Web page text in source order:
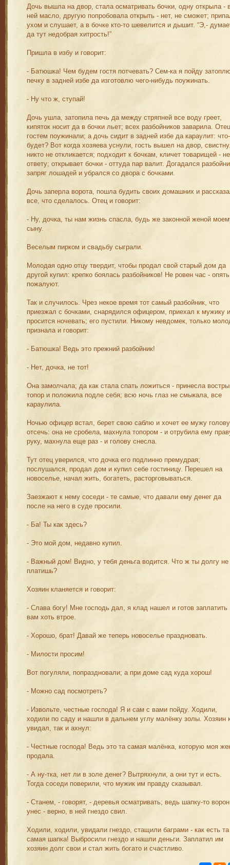
Дочь вышла на двор, стала осматривать бочки, одну открыла -
ней масло, другую попробовала открыть - нет, не сможет;
ухом и слушает, а в бочке кто-то шевелится и дышит. “Э,-
да тут недобрая хитрость!”
Пришла в избу и говорит:
- Батюшка! Чем будем гостя потчевать? Сем-ка я пойду
печку в задней избе да изготовлю чего-нибудь поужинать.
- Ну что ж, ступай!
Дочь ушла, затопила печь да между стряпней все воду греет,
кипяток носит да в бочки льет; всех разбойников заварила.
гостем поужинали; а дочь сидит в задней избе да караулит:
будет? Вот когда хозяева уснули, гость вышел на двор,
никто не откликается; подходит к бочкам, кличет товарищей -
ответу; открывает бочки - оттуда пар валит. Догадался
запряг лошадей и убрался со двора с бочками.
Дочь заперла ворота, пошла будить своих домашних и
все, что сделалось. Отец и говорит:
- Ну, дочка, ты нам жизнь спасла, будь же законной женой
сыну.
Веселым пирком и свадьбу сыграли.
Молодая одно отцу твердит, чтобы продал свой старый дом да
другой купил: крепко боялась разбойников! Не ровен час - опять
пожалуют.
Так и случилось. Чрез некое время тот самый разбойник, что
приезжал с бочками, снарядился офицером, приехал к мужику и
просится ночевать; его пустили. Никому невдомек, только
признала и говорит:
- Батюшка! Ведь это прежний разбойник!
- Нет, дочка, не тот!
Она замолчала; да как стала спать ложиться - принесла
топор и положила подле себя; всю ночь глаз не смыкала, все
караулила.
Ночью офицер встал, берет свою саблю и хочет ее мужу голову
отсечь: она не сробела, махнула топором - и отрубила ему
руку, махнула еще раз - и голову снесла.
Тут отец уверился, что дочка его подлинно премудрая;
послушался, продал дом и купил себе гостиницу. Перешел на
новоселье, начал жить, богатеть, расторговываться.
Заезжают к нему соседи - те самые, что давали ему денег да
после на него в суде просили.
- Ба! Ты как здесь?
- Это мой дом, недавно купил.
- Важный дом! Видно, у тебя деньга водится. Что ж ты долгу не
платишь?
Хозяин кланяется и говорит:
- Слава богу! Мне господь дал, я клад нашел и готов заплатить
вам хоть втрое.
- Хорошо, брат! Давай же теперь новоселье праздновать.
- Милости просим!
Вот погуляли, попраздновали; а при доме сад куда хорош!
- Можно сад посмотреть?
- Извольте, честные господа! Я и сам с вами пойду. Ходили,
ходили по саду и нашли в дальнем углу малёнку золы. Хозяин
увидал, так и ахнул:
- Честные господа! Ведь это та самая малёнка, которую моя
продала.
- А ну-тка, нет ли в золе денег? Вытряхнули, а они тут и есть.
Тогда соседи поверили, что мужик им правду сказывал.
- Станем, - говорят, - деревья осматривать; ведь шапку-то ворон
унес - верно, в ней гнездо свил.
Ходили, ходили, увидали гнездо, стащили баграми - как есть та
самая шапка! Выбросили гнездо и нашли деньги. Заплатил им
хозяин долг свои и стал жить богато и счастливо.